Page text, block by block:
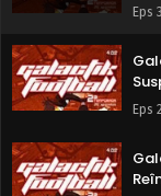
Eps
Eps